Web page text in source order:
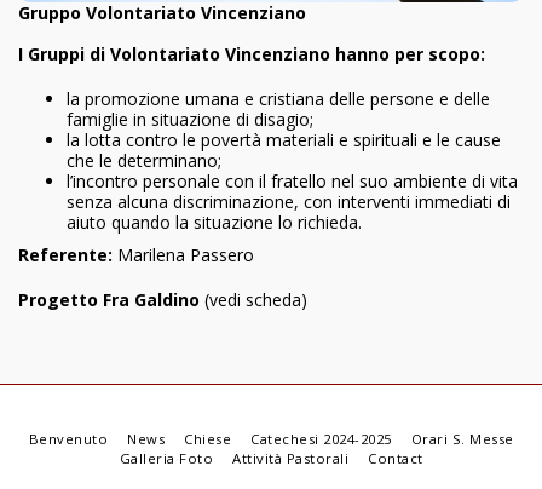
Gruppo Volontariato Vincenziano
I Gruppi di Volontariato Vincenziano hanno per scopo:
la promozione umana e cristiana delle persone e delle
famiglie in situazione di disagio;
la lotta contro le povertà materiali e spirituali e le cause
che le determinano;
l’incontro personale con il fratello nel suo ambiente di vita
senza alcuna discriminazione, con interventi immediati di
aiuto quando la situazione lo richieda.
Referente: Marilena Passero
Progetto Fra Galdino (vedi scheda)
Benvenuto News Chiese Catechesi 2024-2025
Orari S. Messe
Galleria Foto
Attività Pastorali Contact